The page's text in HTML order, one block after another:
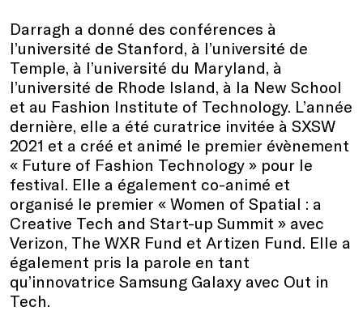
Darragh a donné des conférences à
l’université de Stanford, à l’université de
Temple, à l’université du Maryland, à
l’université de Rhode Island, à la New School
et au Fashion Institute of Technology. L’année
dernière, elle a été curatrice invitée à SXSW
2021 et a créé et animé le premier évènement
« Future of Fashion Technology » pour le
festival. Elle a également co-animé et
organisé le premier « Women of Spatial : a
Creative Tech and Start-up Summit » avec
Verizon, The WXR Fund et Artizen Fund. Elle a
également pris la parole en tant
qu’innovatrice Samsung Galaxy avec Out in
Tech.